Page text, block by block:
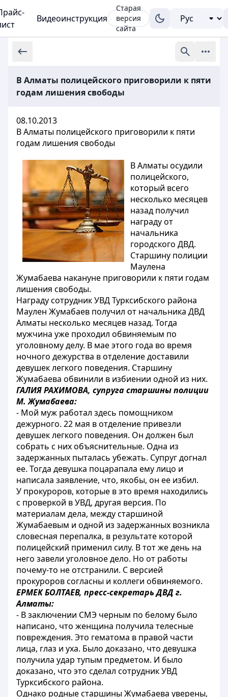
Видеоинструкция
Старая
версия
сайта
В Алматы полицейского приговорили к пяти
годам лишения свободы
08.10.2013
В Алматы полицейского приговорили к пяти
годам лишения свободы
В Алматы осудили
полицейского,
который всего
несколько месяцев
назад получил
награду от
начальника
городского ДВД.
Старшину полиции
Маулена
Жумабаева накануне приговорили к пяти годам
лишения свободы.
Награду сотрудник УВД Турксибского района
Маулен Жумабаев получил от начальника ДВД
Алматы несколько месяцев назад. Тогда
мужчина уже проходил обвиняемым по
уголовному делу. В мае этого года во время
ночного дежурства в отделение доставили
девушек легкого поведения. Старшину
Жумабаева обвинили в избиении одной из них.
ГАЛИЯ РАХИМОВА, супруга старшины полиции
М. Жумабаева:
- Мой муж работал здесь помощником
дежурного. 22 мая в отделение привезли
девушек легкого поведения. Он должен был
собрать с них объяснительные. Одна из
задержанных пыталась убежать. Супруг догнал
ее. Тогда девушка поцарапала ему лицо и
написала заявление, что, якобы, он ее избил.
У прокуроров, которые в это время находились
с проверкой в УВД, другая версия. По
материалам дела, между старшиной
Жумабаевым и одной из задержанных возникла
словесная перепалка, в результате которой
полицейский применил силу. В тот же день на
него завели уголовное дело. Но от работы
почему-то не отстранили. С версией
прокуроров согласны и коллеги обвиняемого.
ЕРМЕК БОЛТАЕВ, пресс-секретарь ДВД г.
Алматы:
- В заключении СМЭ черным по белому было
написано, что женщина получила телесные
повреждения. Это гематома в правой части
лица, глаз и уха. Было доказано, что девушка
получила удар тупым предметом. И было
доказано, что это сделал сотрудник УВД
Турксибского района.
Однако родные старшины Жумабаева уверены,